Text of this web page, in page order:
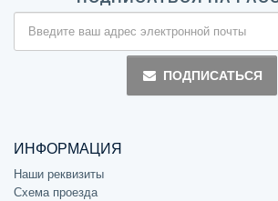
ПОДПИСАТЬСЯ
ИНФОРМАЦИЯ
Наши реквизиты
Схема проезда